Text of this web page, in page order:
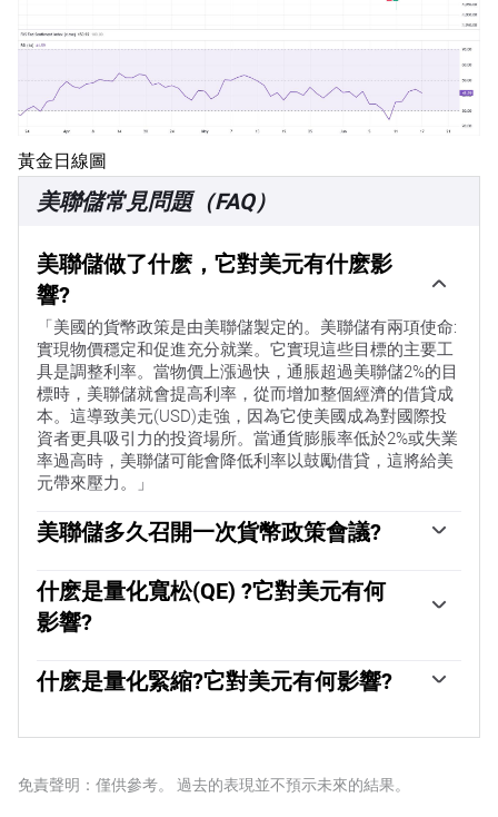
黃金日線圖
美聯儲常見問題（FAQ）
美聯儲做了什麽，它對美元有什麽影
響?
「美國的貨幣政策是由美聯儲製定的。美聯儲有兩項使命:
實現物價穩定和促進充分就業。它實現這些目標的主要工
具是調整利率。當物價上漲過快，通脹超過美聯儲2%的目
標時，美聯儲就會提高利率，從而增加整個經濟的借貸成
本。這導致美元(USD)走強，因為它使美國成為對國際投
資者更具吸引力的投資場所。當通貨膨脹率低於2%或失業
率過高時，美聯儲可能會降低利率以鼓勵借貸，這將給美
元帶來壓力。」
美聯儲多久召開一次貨幣政策會議?
(FOMC)評估經濟狀況並做出貨幣政策決定。聯邦公開市場
委員會由12名美聯儲官員參加，其中包括7名理事會成
員、紐約聯邦儲備銀行行長，以及其余11名地區儲備銀行
流擔任。」
什麽是量化寬松(QE) ?它對美元有何
影響?
量化寬松是美聯儲在陷入困境的金融體系中大幅增加信貸
流動的過程。這是一種非標準的政策措施，在危機或通脹
器。它涉及到美聯儲印刷更多的美元，並用這些美元從金
什麽是量化緊縮?它對美元有何影響?
融機構購買債券，不再將其持有的到期債券的本金再投資
免責聲明：僅供參考。 過去的表現並不預示未來的結果。